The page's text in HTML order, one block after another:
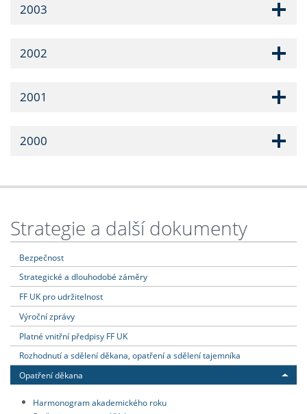
2003
2002
2001
2000
Strategie a další dokumenty
Bezpečnost
Strategické a dlouhodobé záměry
FF UK pro udržitelnost
Výroční zprávy
Platné vnitřní předpisy FF UK
Rozhodnutí a sdělení děkana, opatření a sdělení tajemníka
Opatření děkana
Harmonogram akademického roku